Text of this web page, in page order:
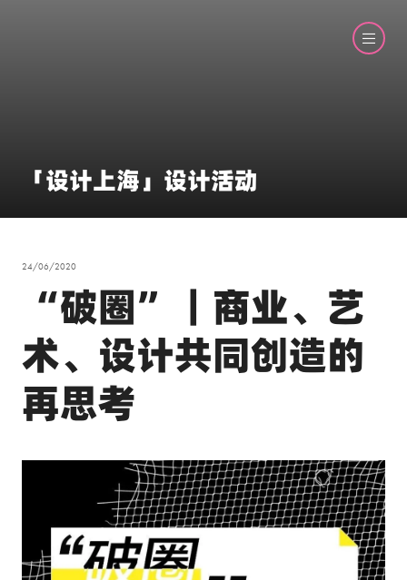
「设计上海」设计活动
24/06/2020
“破圈”｜商业、艺
术、设计共同创造的
再思考